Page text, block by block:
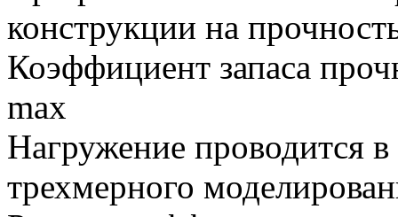
конструкции на
Коэффициент запаса
max
Нагружение проводится
трехмерного